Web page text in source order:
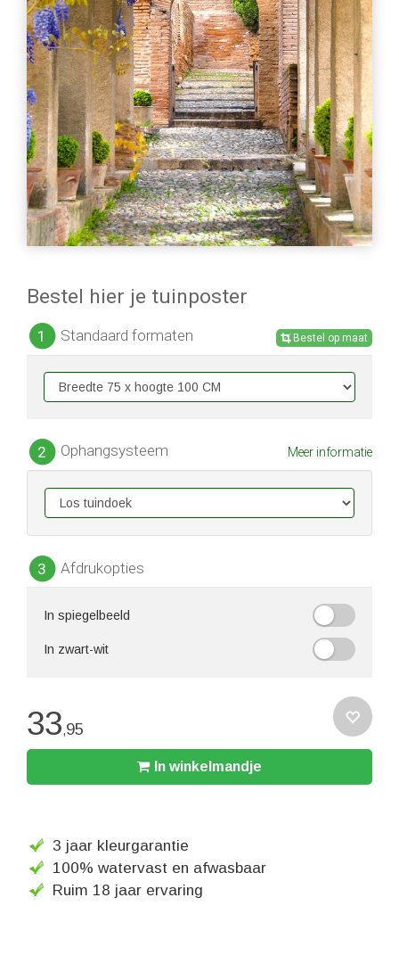
Bestel hier je tuinposter
1 Standaard formaten Bestel op maat
2 Ophangsysteem Meer informatie
3 Afdrukopties
In spiegelbeeld
In zwart-wit
33,95
In winkelmandje
3 jaar kleurgarantie
100% watervast en afwasbaar
Ruim 18 jaar ervaring